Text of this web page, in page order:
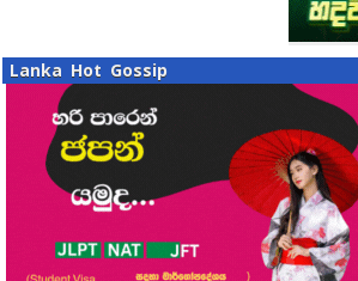
Lanka Hot Gossip